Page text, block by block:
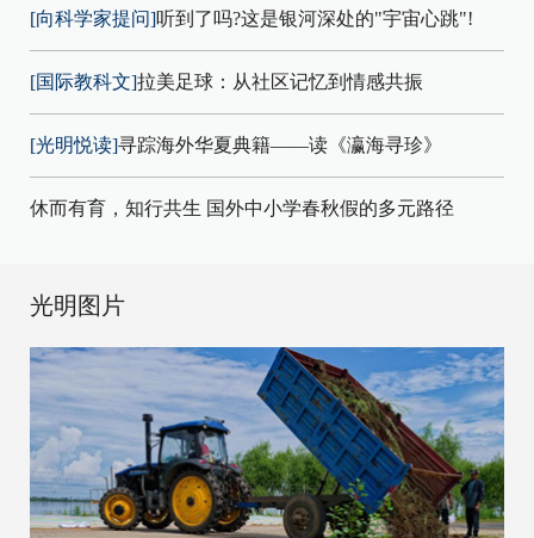
[向科学家提问]听到了吗?这是银河深处的"宇宙心跳"!
[国际教科文]拉美足球：从社区记忆到情感共振
[光明悦读]寻踪海外华夏典籍——读《瀛海寻珍》
休而有育，知行共生 国外中小学春秋假的多元路径
光明图片